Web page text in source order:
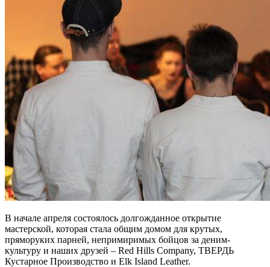
В начале апреля состоялось долгожданное открытие
мастерской, которая стала общим домом для крутых,
пряморуких парней, непримиримых бойцов за деним-
культуру и наших друзей – Red Hills Company, ТВЕРДЬ
Кустарное Производство и Elk Island Leather.